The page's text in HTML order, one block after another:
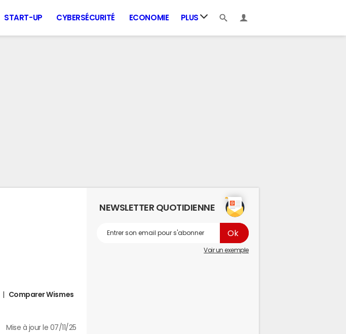
START-UP CYBERSÉCURITÉ ECONOMIE PLUS
Comparer Wismes
Mise à jour le 07/11/25
NEWSLETTER QUOTIDIENNE
Voir un exemple